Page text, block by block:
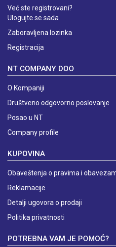
Već ste registrovani?
Ulogujte se sada
Zaboravljena lozinka
Registracija
NT COMPANY DOO
O Kompaniji
Društveno odgovorno poslovanje
Posao u NT
Company profile
KUPOVINA
Obaveštenja o pravima i
Reklamacije
Detalji ugovora o prodaji
Politika privatnosti
POTREBNA VAM JE POMOĆ?